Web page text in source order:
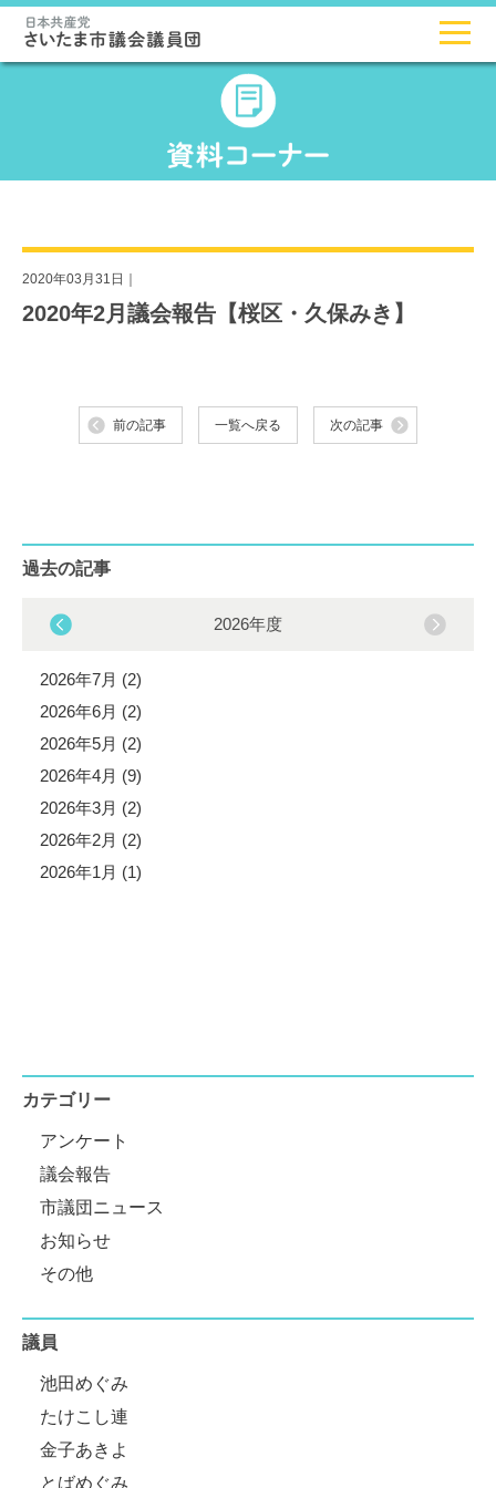
2020年03月31日｜
2020年2月議会報告【桜区・久保みき】
前の記事 一覧へ戻る 次の記事
過去の記事
2026年度
2026年7月 (2)
2026年6月 (2)
2026年5月 (2)
2026年4月 (9)
2026年3月 (2)
2026年2月 (2)
2026年1月 (1)
カテゴリー
アンケート
議会報告
市議団ニュース
お知らせ
その他
議員
池田めぐみ
たけこし連
金子あきよ
とばめぐみ